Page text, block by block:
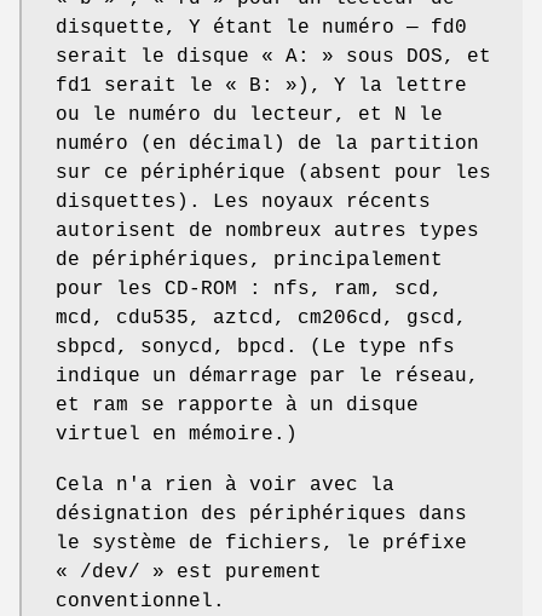
disquette, Y étant le numéro — fd0
serait le disque « A: » sous DOS, et
fd1 serait le « B: »), Y la lettre
ou le numéro du lecteur, et N le
numéro (en décimal) de la partition
sur ce périphérique (absent pour les
disquettes). Les noyaux récents
autorisent de nombreux autres types
de périphériques, principalement
pour les CD-ROM : nfs, ram, scd,
mcd, cdu535, aztcd, cm206cd, gscd,
sbpcd, sonycd, bpcd. (Le type nfs
indique un démarrage par le réseau,
et ram se rapporte à un disque
virtuel en mémoire.)
Cela n'a rien à voir avec la
désignation des périphériques dans
le système de fichiers, le préfixe
« /dev/ » est purement
conventionnel.